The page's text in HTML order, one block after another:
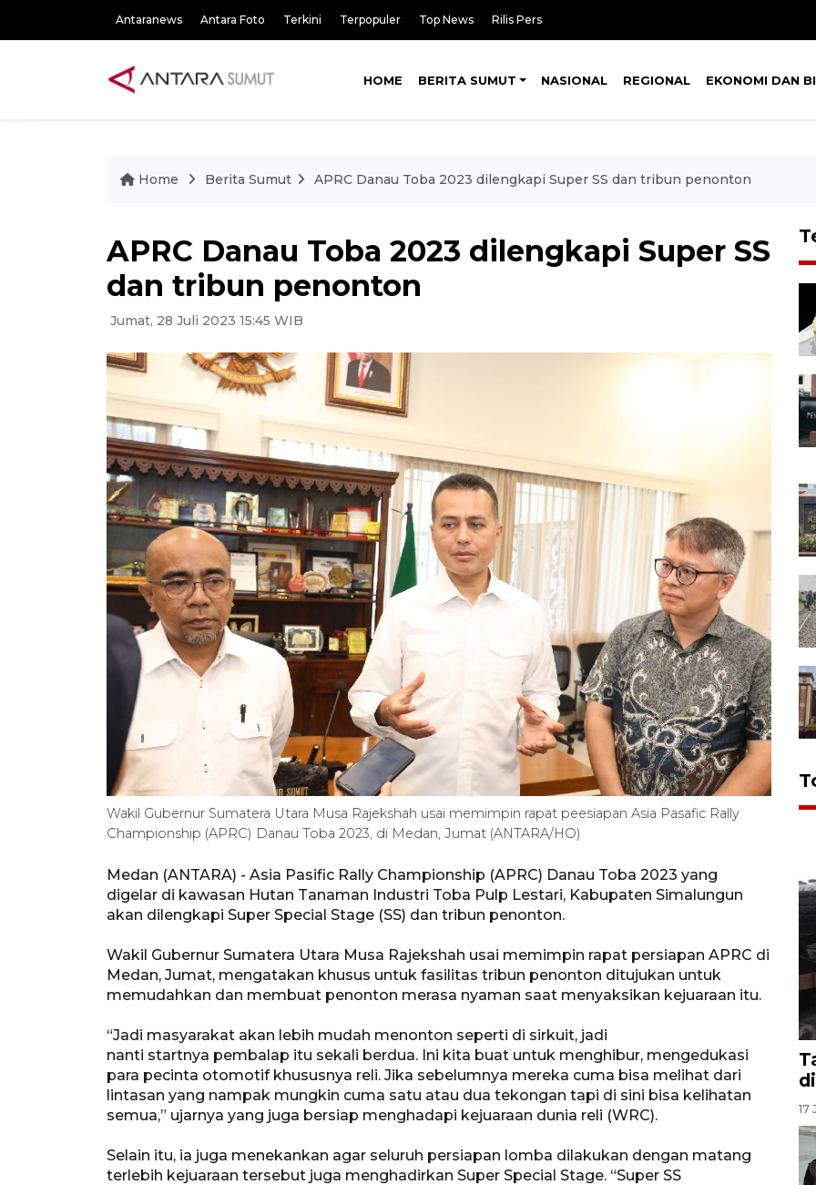
Antaranews Antara Foto Terkini Terpopuler Top News Rilis Pers
HOME BERITA SUMUT NASIONAL REGIONAL EKONOMI DAN
Home Berita Sumut APRC Danau Toba 2023 dilengkapi Super SS dan tribun penonton
APRC Danau Toba 2023 dilengkapi Super SS
dan tribun penonton
Jumat, 28 Juli 2023 15:45 WIB
Wakil Gubernur Sumatera Utara Musa Rajekshah usai memimpin rapat peesiapan Asia Pasafic Rally
Championship (APRC) Danau Toba 2023, di Medan, Jumat (ANTARA/HO)
Medan (ANTARA) - Asia Pasific Rally Championship (APRC) Danau Toba 2023 yang
digelar di kawasan Hutan Tanaman Industri Toba Pulp Lestari, Kabupaten Simalungun
akan dilengkapi Super Special Stage (SS) dan tribun penonton.
Wakil Gubernur Sumatera Utara Musa Rajekshah usai memimpin rapat persiapan APRC di
Medan, Jumat, mengatakan khusus untuk fasilitas tribun penonton ditujukan untuk
memudahkan dan membuat penonton merasa nyaman saat menyaksikan kejuaraan itu.
“Jadi masyarakat akan lebih mudah menonton seperti di sirkuit, jadi
nanti startnya pembalap itu sekali berdua. Ini kita buat untuk menghibur, mengedukasi
para pecinta otomotif khususnya reli. Jika sebelumnya mereka cuma bisa melihat dari
lintasan yang nampak mungkin cuma satu atau dua tekongan tapi di sini bisa kelihatan
semua,” ujarnya yang juga bersiap menghadapi kejuaraan dunia reli (WRC).
Selain itu, ia juga menekankan agar seluruh persiapan lomba dilakukan dengan matang
terlebih kejuaraan tersebut juga menghadirkan Super Special Stage. “Super SS
17